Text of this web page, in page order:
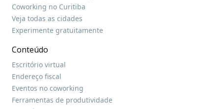
Coworking no Curitiba
Veja todas as cidades
Experimente gratuitamente
Conteúdo
Escritório virtual
Endereço fiscal
Eventos no coworking
Ferramentas de produtividade